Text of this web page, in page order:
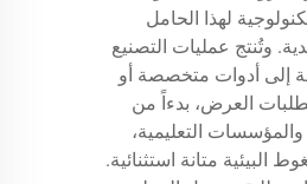
لهذا الحامل
وتُنتج عمليات التصنيع
إلى أدوات متخصصة أو
العرض، بدءاً من
التعليمية،
متانة استثنائية.